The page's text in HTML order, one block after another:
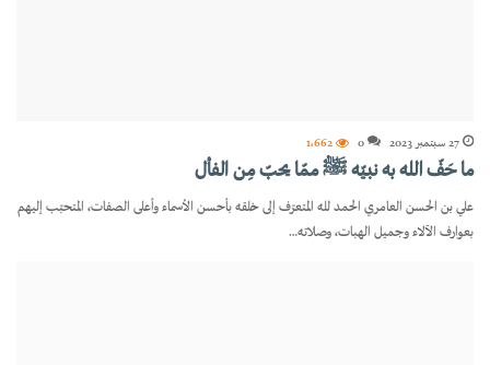
27 سبتمبر 2023 0 1٬662
ما حَفّ الله به نبيّه ﷺ ممّا يحبّ مِن الفأل
علي بن الحسن العامري الحمد لله المتعرّف إلى خلقه بأحسن الأسماء وأعلى الصفات، المتحبّب إليهم
بعوارف الآلاء وجميل الهبات، وصلاته…